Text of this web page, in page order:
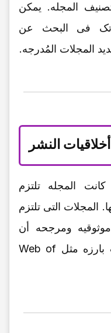
المجله. یمکن
فی البحث عن
المجلات المُدرجه.
النشر
المجله تلتزم
المجلات التی تلتزم
موثوقیه ومرجحه أن
تکون مُدرجه فی قواعد بیانات بارزه مثل Web of